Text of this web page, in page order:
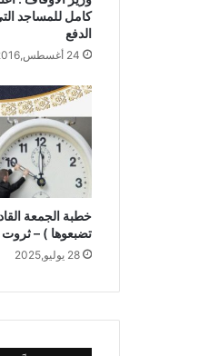
كامل للمساجد
الدفع
24 أغسطس,2016
خطبة الجمعة
تضبعوها ) –
28 يوليو,2025